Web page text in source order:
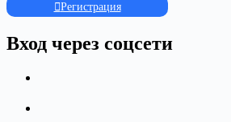
Регистрация
Вход через соцсети